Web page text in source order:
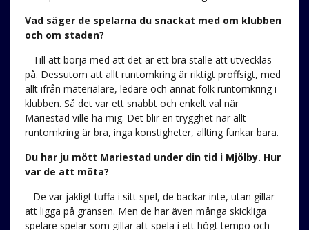
Vad säger de spelarna du snackat med om klubben
och om staden?
– Till att börja med att det är ett bra ställe att utvecklas
på. Dessutom att allt runtomkring är riktigt proffsigt, med
allt ifrån materialare, ledare och annat folk runtomkring i
klubben. Så det var ett snabbt och enkelt val när
Mariestad ville ha mig. Det blir en trygghet när allt
runtomkring är bra, inga konstigheter, allting funkar bara.
Du har ju mött Mariestad under din tid i Mjölby. Hur
var de att möta?
– De var jäkligt tuffa i sitt spel, de backar inte, utan gillar
att ligga på gränsen. Men de har även många skickliga
spelare spelar som gillar att spela i ett högt tempo och